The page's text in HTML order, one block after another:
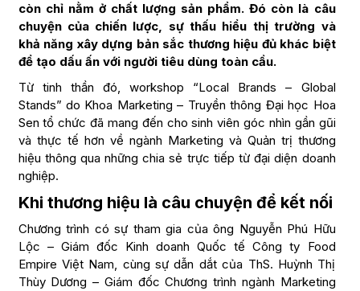
còn chỉ nằm ở chất lượng sản phẩm. Đó còn là câu
chuyện của chiến lược, sự thấu hiểu thị trường và
khả năng xây dựng bản sắc thương hiệu đủ khác biệt
để tạo dấu ấn với người tiêu dùng toàn cầu.
Từ tinh thần đó, workshop “Local Brands – Global
Stands” do Khoa Marketing – Truyền thông Đại học Hoa
Sen tổ chức đã mang đến cho sinh viên góc nhìn gần gũi
và thực tế hơn về ngành Marketing và Quản trị thương
hiệu thông qua những chia sẻ trực tiếp từ đại diện doanh
nghiệp.
Khi thương hiệu là câu chuyện để kết nối
Chương trình có sự tham gia của ông Nguyễn Phú Hữu
Lộc – Giám đốc Kinh doanh Quốc tế Công ty Food
Empire Việt Nam, cùng sự dẫn dắt của ThS. Huỳnh Thị
Thùy Dương – Giám đốc Chương trình ngành Marketing